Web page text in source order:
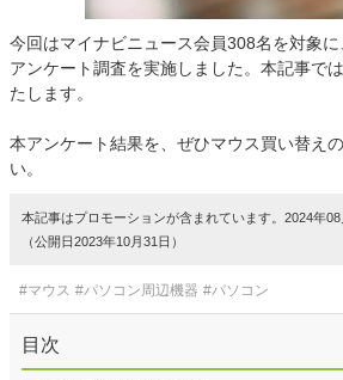
今回はマイナビニュース会員308名を対象
アンケート調査を実施しました。本記事で
たします。
本アンケート結果を、ぜひマウス買い替え
い。
本記事はプロモーションが含まれています。2024年
（公開日2023年10月31日）
#マウス #パソコン周辺機器 #パソコン
目次